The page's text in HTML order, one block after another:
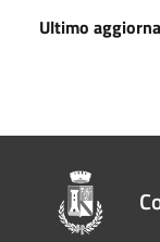
Ultimo